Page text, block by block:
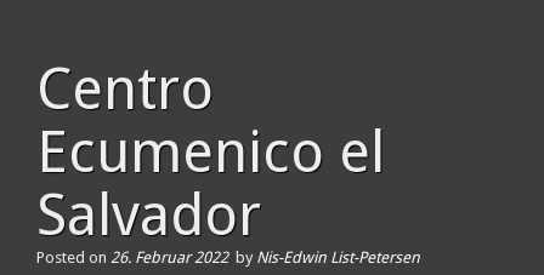
Centro
Ecumenico el
Salvador
Posted on 26. Februar 2022 by Nis-Edwin List-Petersen